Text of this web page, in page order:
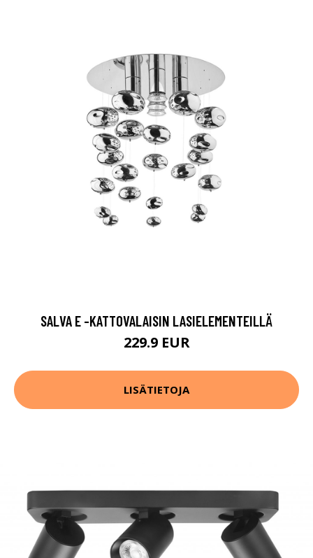
SALVA E -KATTOVALAISIN LASIELEMENTEILLÄ
229.9 EUR
LISÄTIETOJA